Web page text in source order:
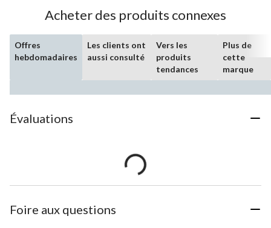
Acheter des produits connexes
Offres
hebdomadaires
Les clients ont
aussi consulté
Vers les
produits
tendances
Plus de
cette
marque
Évaluations
Foire aux questions